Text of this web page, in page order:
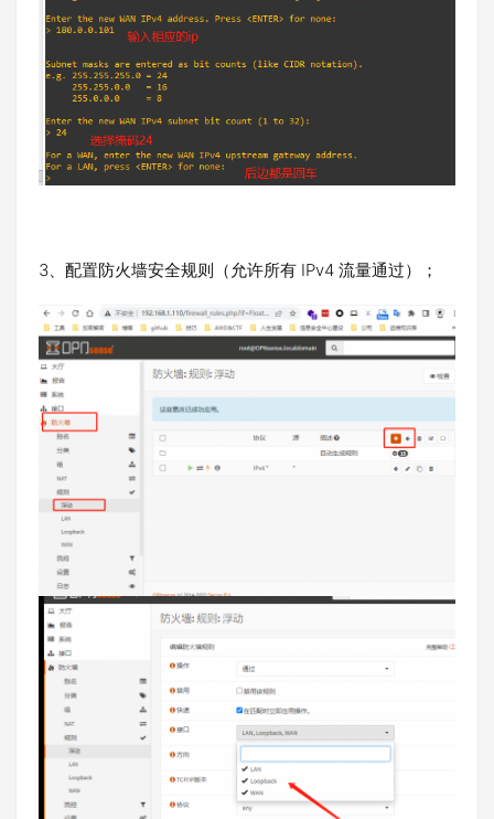
3、配置防火墙安全规则（允许所有 IPv4 流量通过）；